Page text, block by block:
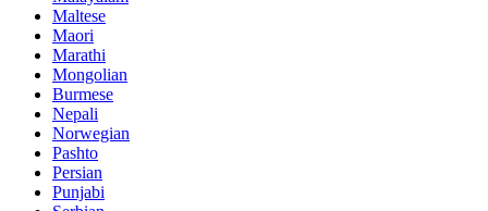
Maltese
Maori
Marathi
Mongolian
Burmese
Nepali
Norwegian
Pashto
Persian
Punjabi